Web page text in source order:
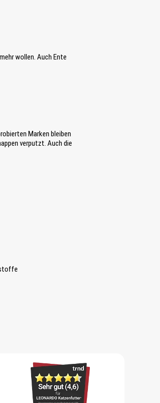
wollen. Auch Ente
Marken bleiben
verputzt. Auch die